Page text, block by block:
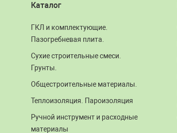
Каталог
ГКЛ и комплектующие.
Пазогребневая плита.
Сухие строительные смеси.
Грунты.
Общестроительные материалы.
Теплоизоляция. Пароизоляция
Ручной инструмент и расходные
материалы